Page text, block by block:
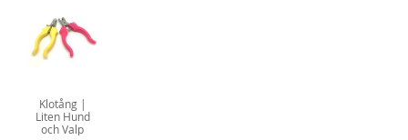
Klotång |
Liten Hund
och Valp